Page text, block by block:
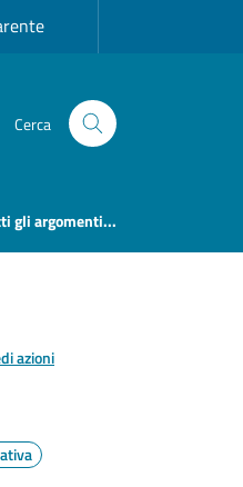
Cerca
gli argomenti...
azioni